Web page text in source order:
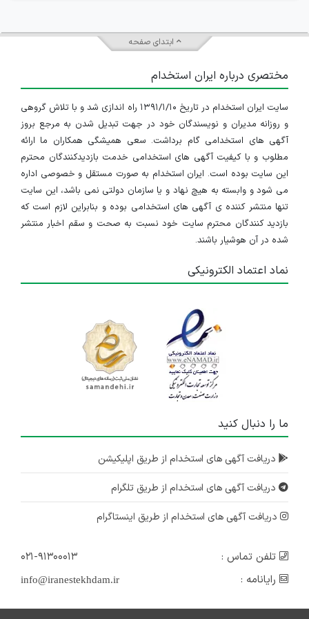
ابتدای صفحه
مختصری درباره ایران استخدام
سایت ایران استخدام در تاریخ ۱۳۹۱/۱/۱۰ راه اندازی شد و با تلاش گروهی
و روزانه مدیران و نویسندگان خود در جهت تبدیل شدن به مرجع بروز
آگهی های استخدامی گام برداشت. سعی همیشگی همکاران ما ارائه
مطلوب و با کیفیت آگهی های استخدامی خدمت بازدیدکنندگان محترم
این سایت بوده است. ایران استخدام به صورت مستقل و خصوصی اداره
می شود و وابسته به هیچ نهاد و یا سازمان دولتی نمی باشد، این سایت
تنها منتشر کننده ی آگهی های استخدامی بوده و بنابراین لازم است که
بازدید کنندگان محترم سایت خود نسبت به صحت و سقم اخبار منتشر
شده در آن هوشیار باشند.
نماد اعتماد الکترونیکی
ما را دنبال کنید
دریافت آگهی های استخدام از طریق اپلیکیشن
دریافت آگهی های استخدام از طریق تلگرام
دریافت آگهی های استخدام از طریق اینستاگرام
تلفن تماس :
۰۲۱-۹۱۳۰۰۰۱۳
رایانامه :
info@iranestekhdam.ir